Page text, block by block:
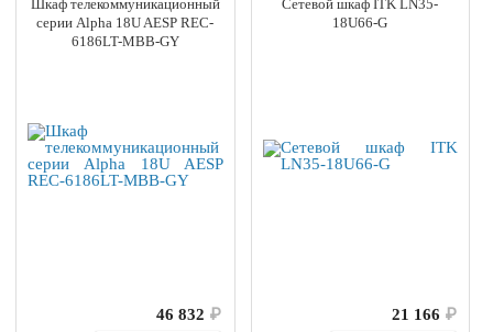
Шкаф телекоммуникационный
серии Alpha 18U AESP REC-
6186LT-MBB-GY
46 832 ₽
Сетевой шкаф ITK LN35-
18U66-G
21 166 ₽